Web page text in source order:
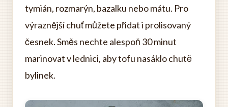
tymián, rozmarýn, bazalku nebo mátu. Pro
výraznější chuť můžete přidat i prolisovaný
česnek. Směs nechte alespoň 30 minut
marinovat v lednici, aby tofu nasáklo chutě
bylinek.